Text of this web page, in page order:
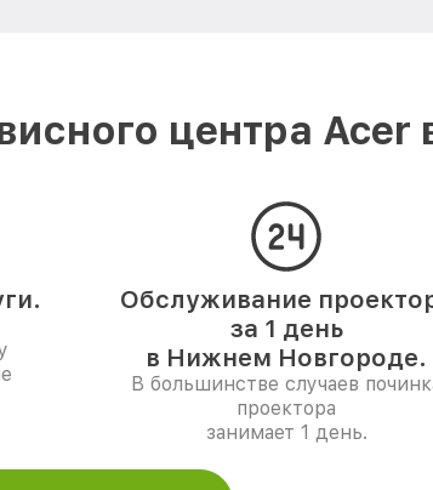
центра
Обслуживание
за 1 день
в Нижнем Новгороде.
В большинстве случаев
проектора
занимает 1 день.